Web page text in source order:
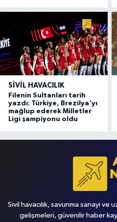
SIVIL HAVACILIK
Filenin Sultanları tarih
yazdı: Türkiye, Brezilya'yı
mağlup ederek Milletler
Ligi şampiyonu oldu
Sivil havacılık, savunma sanayi ve
gelişmeleri, güvenilir haber